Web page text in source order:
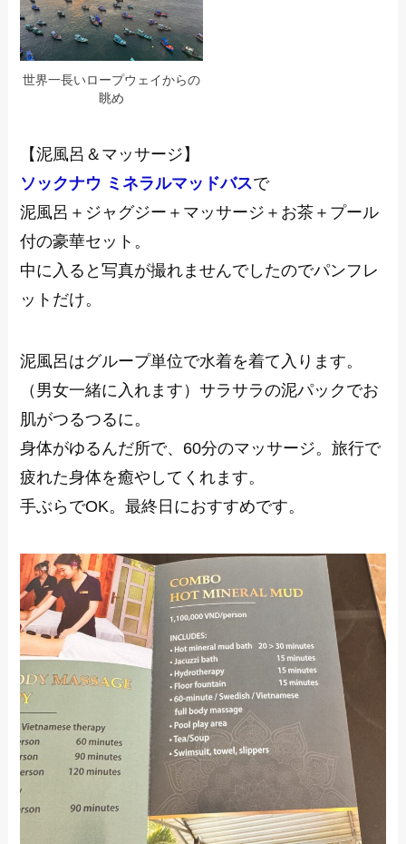
世界一長いロープウェイからの
眺め
【泥風呂＆マッサージ】
ソックナウ ミネラルマッドバスで
泥風呂＋ジャグジー＋マッサージ＋お茶＋プール
付の豪華セット。
中に入ると写真が撮れませんでしたのでパンフレ
ットだけ。
泥風呂はグループ単位で水着を着て入ります。
（男女一緒に入れます）サラサラの泥パックでお
肌がつるつるに。
身体がゆるんだ所で、60分のマッサージ。旅行で
疲れた身体を癒やしてくれます。
手ぶらでOK。最終日におすすめです。